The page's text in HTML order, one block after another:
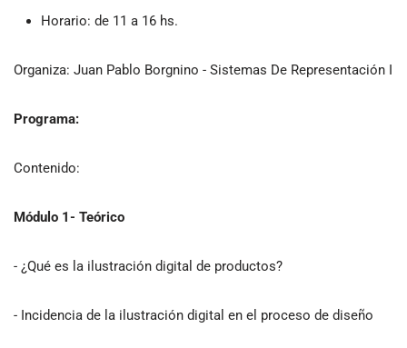
Horario: de 11 a 16 hs.
Organiza: Juan Pablo Borgnino - Sistemas De Representación I
Programa:
Contenido:
Módulo 1- Teórico
- ¿Qué es la ilustración digital de productos?
- Incidencia de la ilustración digital en el proceso de diseño